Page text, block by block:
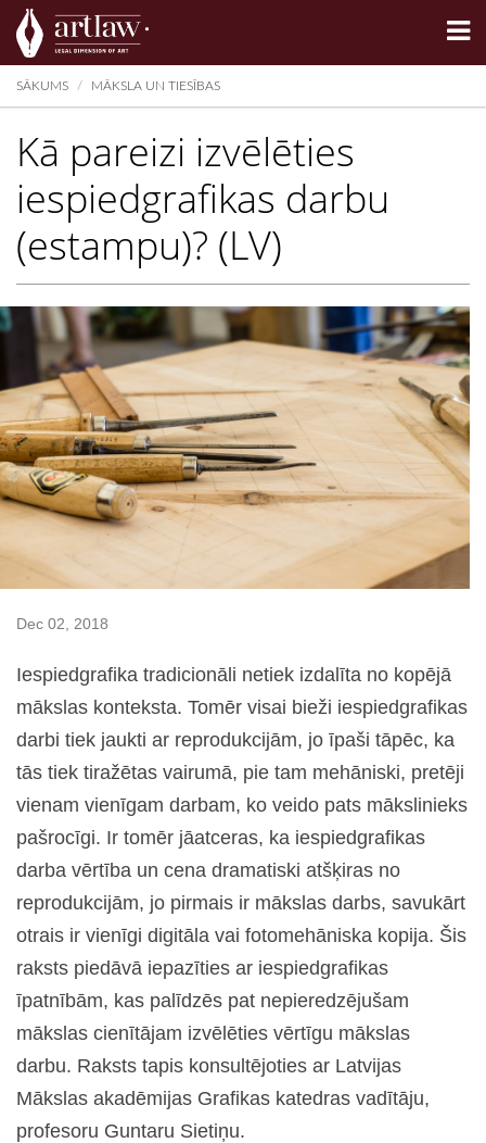
Summarize
SĀKUMS MĀKSLA UN TIESĪBAS
Kā pareizi izvēlēties
iespiedgrafikas darbu
(estampu)? (LV)
Dec 02, 2018
Iespiedgrafika tradicionāli netiek izdalīta no kopējā
mākslas konteksta. Tomēr visai bieži iespiedgrafikas
darbi tiek jaukti ar reprodukcijām, jo īpaši tāpēc, ka
tās tiek tiražētas vairumā, pie tam mehāniski, pretēji
vienam vienīgam darbam, ko veido pats mākslinieks
pašrocīgi. Ir tomēr jāatceras, ka iespiedgrafikas
darba vērtība un cena dramatiski atšķiras no
reprodukcijām, jo pirmais ir mākslas darbs, savukārt
otrais ir vienīgi digitāla vai fotomehāniska kopija. Šis
raksts piedāvā iepazīties ar iespiedgrafikas
īpatnībām, kas palīdzēs pat nepieredzējušam
mākslas cienītājam izvēlēties vērtīgu mākslas
darbu. Raksts tapis konsultējoties ar Latvijas
Mākslas akadēmijas Grafikas katedras vadītāju,
profesoru Guntaru Sietiņu.